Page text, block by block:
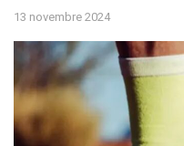
13 novembre 2024